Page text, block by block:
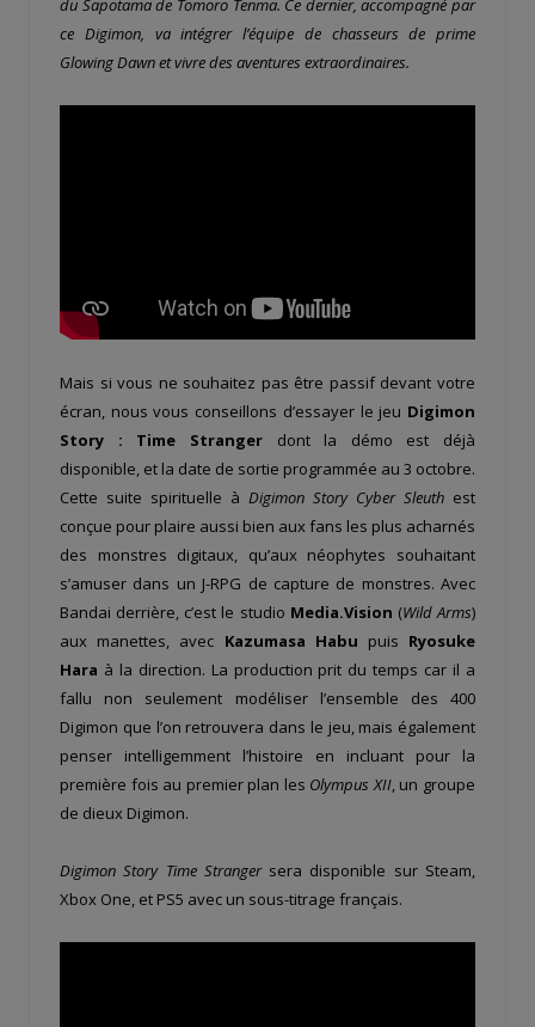
du Sapotama de Tomoro Tenma. Ce dernier, accompagné par
ce Digimon, va intégrer l’équipe de chasseurs de prime
Glowing Dawn et vivre des aventures extraordinaires.
Mais si vous ne souhaitez pas être passif devant votre
écran, nous vous conseillons d’essayer le jeu Digimon
Story : Time Strangerdont la démo est déjà
disponible, et la date de sortie programmée au 3 octobre.
Cette suite spirituelle à Digimon Story Cyber Sleuth est
conçue pour plaire aussi bien aux fans les plus acharnés
des monstres digitaux, qu’aux néophytes souhaitant
s’amuser dans un J-RPG de capture de monstres. Avec
Bandai derrière, c’est le studio Media.Vision (Wild Arms)
aux manettes, avec Kazumasa Habu puis Ryosuke
Hara à la direction. La production prit du temps car il a
fallu non seulement modéliser l’ensemble des 400
Digimon que l’on retrouvera dans le jeu, mais également
penser intelligemment l’histoire en incluant pour la
première fois au premier plan les Olympus XII, un groupe
de dieux Digimon.
Digimon Story Time Strangersera disponible sur Steam,
Xbox One, et PS5 avec un sous-titrage français.